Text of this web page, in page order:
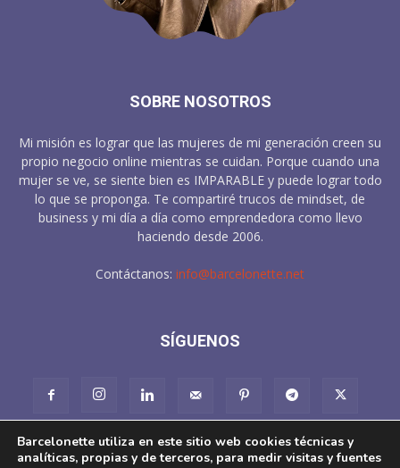
SOBRE NOSOTROS
Mi misión es lograr que las mujeres de mi generación creen su
propio negocio online mientras se cuidan. Porque cuando una
mujer se ve, se siente bien es IMPARABLE y puede lograr todo
lo que se proponga. Te compartiré trucos de mindset, de
business y mi día a día como emprendedora como llevo
haciendo desde 2006.
Contáctanos: info@barcelonette.net
SÍGUENOS
Barcelonette utiliza en este sitio web cookies técnicas y
analíticas, propias y de terceros, para medir visitas y fuentes